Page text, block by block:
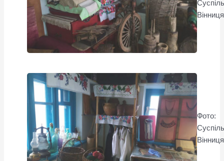
Вінниця
Фото:
Вінниця